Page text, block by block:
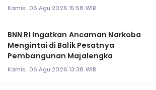
Kamis, 06 Agu 2026 15:58 WIB
BNN RI Ingatkan Ancaman Narkoba
Mengintai di Balik Pesatnya
Pembangunan Majalengka
Kamis, 06 Agu 2026 13:38 WIB